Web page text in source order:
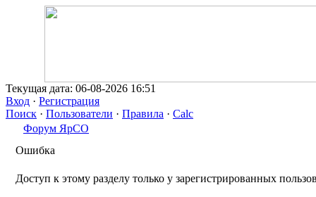
Текущая дата: 06-08-2026 16:51
Вход · Регистрация
Поиск · Пользователи · Правила · Calc
Форум ЯрСО
Ошибка
Доступ к этому разделу только у зарегистрированных